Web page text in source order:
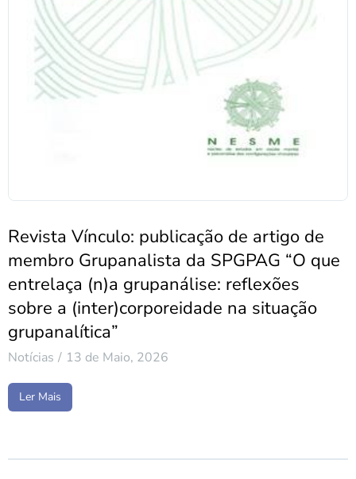
Revista Vínculo: publicação de artigo de
membro Grupanalista da SPGPAG “O que
entrelaça (n)a grupanálise: reflexões
sobre a (inter)corporeidade na situação
grupanalítica”
Notícias 13 de Maio, 2026
Ler Mais